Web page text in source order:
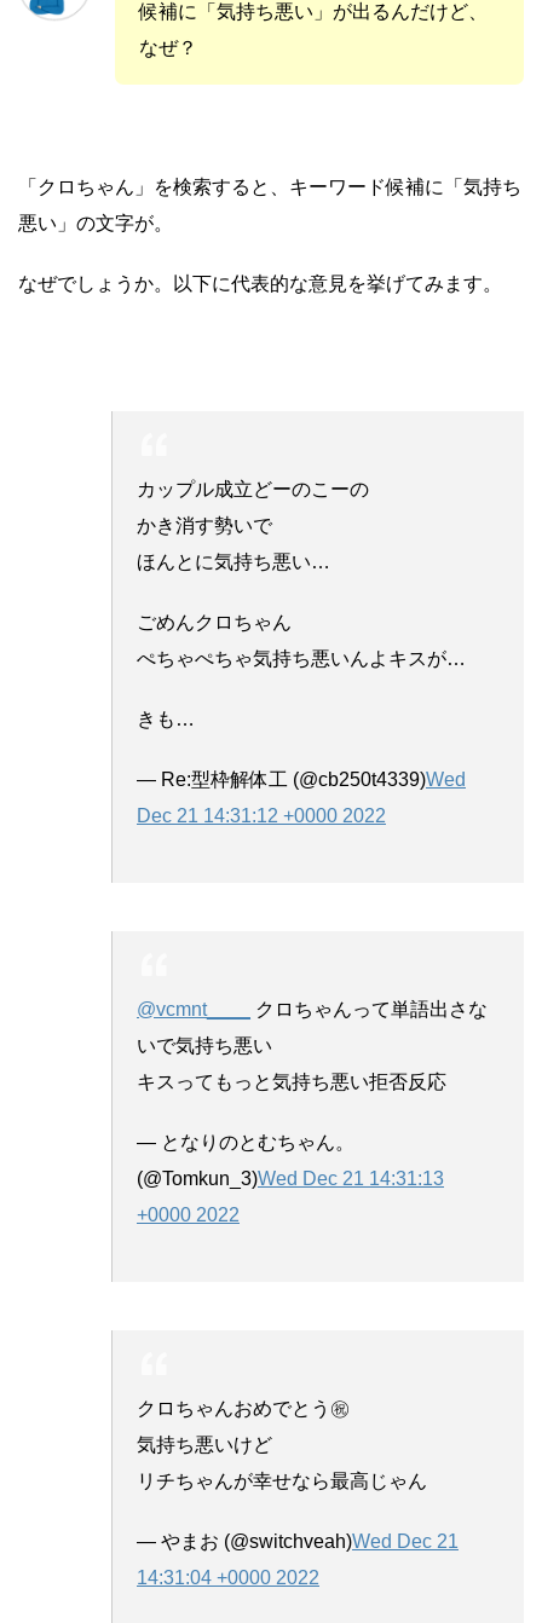
候補に「気持ち悪い」が出るんだけど、
なぜ？
「クロちゃん」を検索すると、キーワード候補に「気持ち
悪い」の文字が。
なぜでしょうか。以下に代表的な意見を挙げてみます。
カップル成立どーのこーの
かき消す勢いで
ほんとに気持ち悪い…
ごめんクロちゃん
ぺちゃぺちゃ気持ち悪いんよキスが…
きも…
— Re:型枠解体工 (@cb250t4339)Wed
Dec 21 14:31:12 +0000 2022
@vcmnt____
クロちゃんって単語出さな
いで気持ち悪い
キスってもっと気持ち悪い拒否反応
— となりのとむちゃん。
(@Tomkun_3)Wed Dec 21 14:31:13
+0000 2022
クロちゃんおめでとう㊗️
気持ち悪いけど
リチちゃんが幸せなら最高じゃん
— やまお (@switchveah)Wed Dec 21
14:31:04 +0000 2022